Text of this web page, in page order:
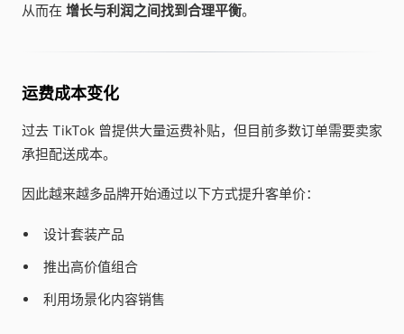
从而在 增长与利润之间找到合理平衡。
运费成本变化
过去 TikTok 曾提供大量运费补贴，但目前多数订单需要卖家
承担配送成本。
因此越来越多品牌开始通过以下方式提升客单价：
设计套装产品
推出高价值组合
利用场景化内容销售